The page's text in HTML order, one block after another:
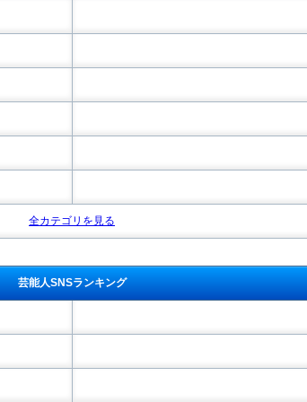
全カテゴリを見る
芸能人SNSランキング